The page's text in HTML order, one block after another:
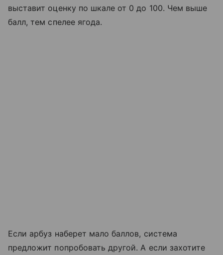
выставит оценку по шкале от 0 до 100. Чем выше
балл, тем спелее ягода.
Если арбуз наберет мало баллов, система
предложит попробовать другой. А если захотите